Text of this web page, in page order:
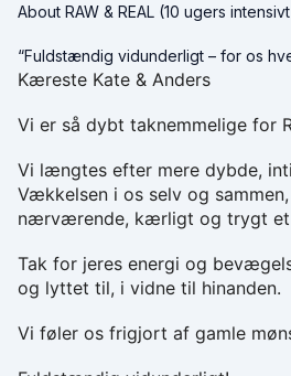
About RAW & REAL (10 ugers
“Fuldstændig vidunderligt – for os
Kæreste Kate & Anders
Vi er så dybt taknemmelige for
Vi længtes efter mere dybde,
Vækkelsen i os selv og
nærværende, kærligt og trygt et
Tak for jeres energi og
og lyttet til, i vidne til hinanden.
Vi føler os frigjort af gamle